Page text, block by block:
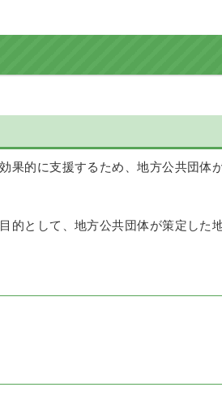
的に支援するため、地方公共団体
として、地方公共団体が策定した